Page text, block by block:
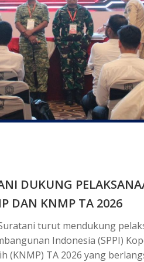
DUKUNG
DAN KNMP TA 2026
turut mendukung
Indonesia (SPPI)
(KNMP) TA 2026 yang